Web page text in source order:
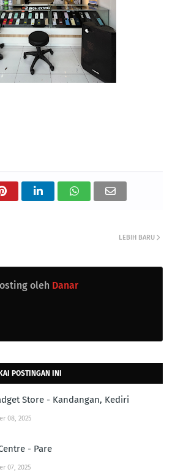
LEBIH BARU
oleh Danar
POSTINGAN INI
Store - Kandangan, Kediri
08, 2025
- Pare
07, 2025